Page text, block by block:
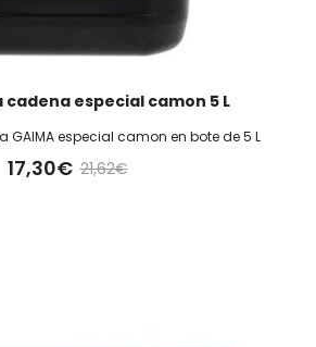
especial camon 5 L
GAIMA especial camon en bote de 5 L
17,30€ 21,62€